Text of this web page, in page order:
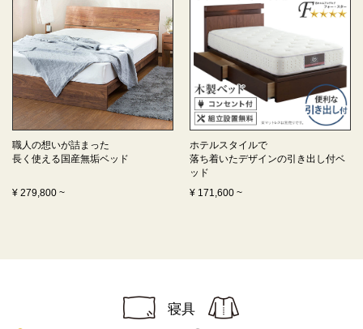
職人の想いが詰まった
長く使える 国産無垢ベッド
¥ 279,800 ~
ホテルスタイルで
落ち着いたデザインの引き出し付ベ
ッド
¥ 171,600 ~
寝具